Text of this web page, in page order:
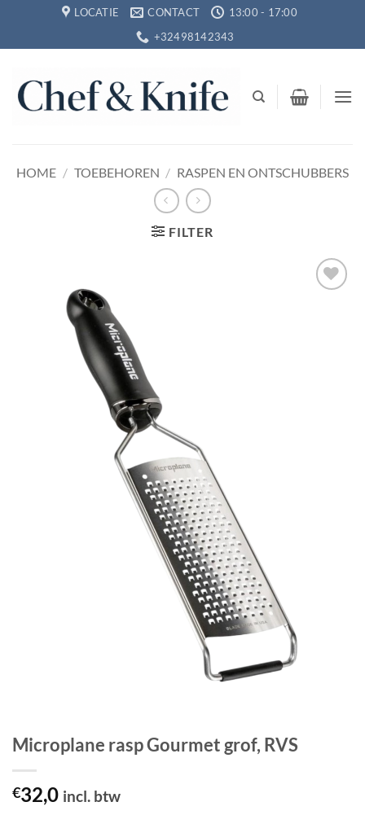
inhoud
LOCATIE CONTACT
13:00 - 17:00
+32498142343
HOME / TOEBEHOREN / RASPEN EN ONTSCHUBBERS
FILTER
Microplane rasp Gourmet grof, RVS
€32,0 incl. btw